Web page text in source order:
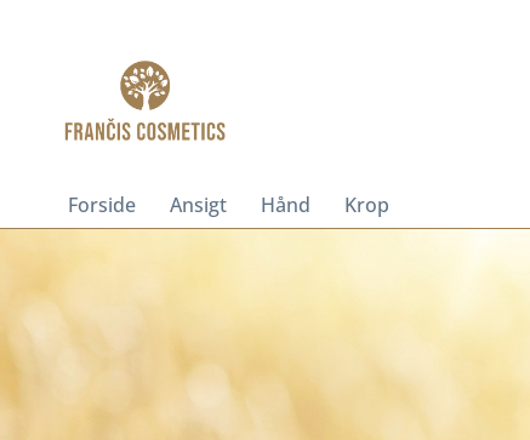
Forside Ansigt Hånd Krop